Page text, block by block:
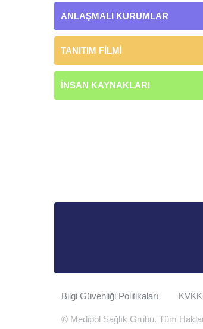
ANLAŞMALI KURUMLAR
TANITIM FİLMİ
İNSAN KAYNAKLARI
Bilgi Güvenliği Politikaları KVKK
© Medipol Sağlık Grubu. Tüm